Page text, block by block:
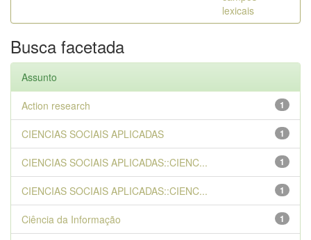
lexicais
Busca facetada
Assunto
1
Action research
1
CIENCIAS SOCIAIS APLICADAS
1
CIENCIAS SOCIAIS APLICADAS::CIENC...
1
CIENCIAS SOCIAIS APLICADAS::CIENC...
1
Ciência da Informação